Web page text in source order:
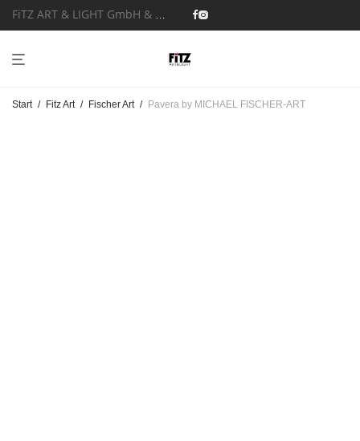
FiTZ ART & LIGHT GmbH & Co. KG
Start / Fitz Art / Fischer Art / Pavera by MICHAEL FISCHER-ART